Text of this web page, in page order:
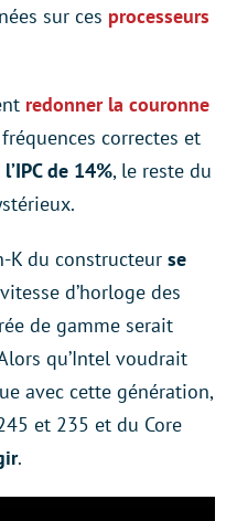
sur ces processeurs
redonner la couronne
correctes et
de 14%, le reste du
K du constructeur se
d’horloge des
de gamme serait
qu’Intel voudrait
avec cette génération,
et 235 et du Core
.